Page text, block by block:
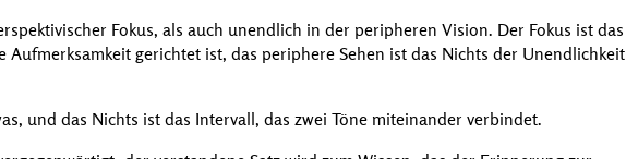
Fokus, als auch unendlich in der peripheren Vision. Der Fokus ist das
Aufmerksamkeit gerichtet ist, das periphere Sehen ist das Nichts der Unendlichkeit
und das Nichts ist das Intervall, das zwei Töne miteinander verbindet.